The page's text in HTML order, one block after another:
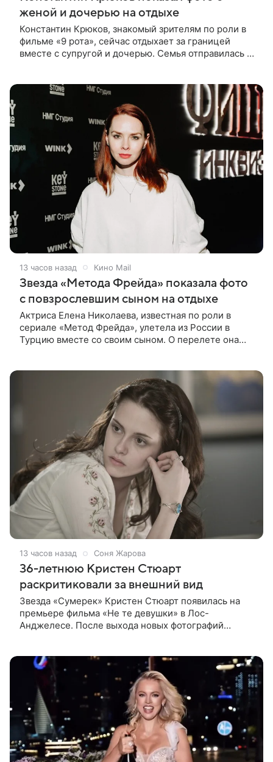
женой и дочерью на отдыхе
Константин Крюков, знакомый зрителям по роли в
фильме «9 рота», сейчас отдыхает за границей
вместе с супругой и дочерью. Семья отправилась в
13 часов назад Кино Mail
Звезда «Метода Фрейда» показала фото
с повзрослевшим сыном на отдыхе
Актриса Елена Николаева, известная по роли в
сериале «Метод Фрейда», улетела из России в
Турцию вместе со своим сыном. О перелете она
13 часов назад Соня Жарова
36-летнюю Кристен Стюарт
раскритиковали за внешний вид
Звезда «Сумерек» Кристен Стюарт появилась на
премьере фильма «Не те девушки» в Лос-
Анджелесе. После выхода новых фотографий